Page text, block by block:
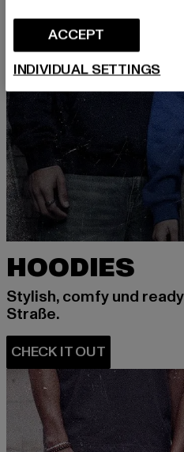
HOODIES
Stylish, comfy und
Straße.
ACCEPT
INDIVIDUAL SETTINGS